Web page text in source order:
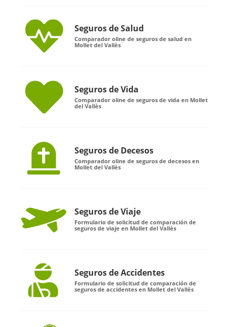
Seguros de Salud
Comparador oline de seguros de salud en
Mollet del Vallès
Seguros de Vida
Comparador oline de seguros de vida en Mollet
del Vallès
Seguros de Decesos
Comparador oline de seguros de decesos en
Mollet del Vallès
Seguros de Viaje
Formulario de solicitud de comparación de
seguros de viaje en Mollet del Vallès
Seguros de Accidentes
Formulario de solicitud de comparación de
seguros de accidentes en Mollet del Vallès